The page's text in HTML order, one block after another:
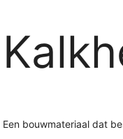
Een bouwmateriaal dat